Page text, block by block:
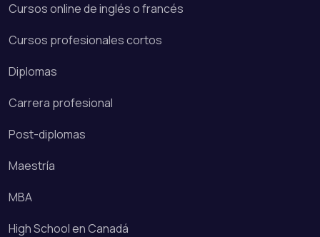
Cursos online de inglés o francés
Cursos profesionales cortos
Diplomas
Carrera profesional
Post-diplomas
Maestría
MBA
High School en Canadá